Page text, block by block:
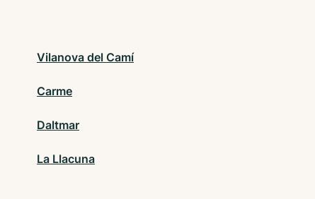
Vilanova del Camí
Carme
Daltmar
La Llacuna